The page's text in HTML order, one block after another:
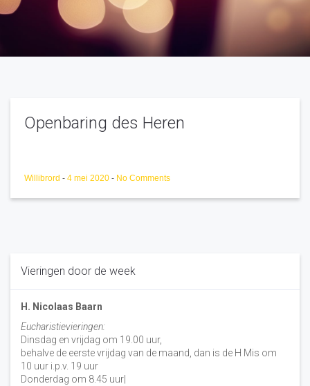
Openbaring des Heren
Willibrord - 4 mei 2020 - No Comments
Vieringen door de week
H. Nicolaas Baarn
Eucharistievieringen:
Dinsdag en vrijdag om 19.00 uur,
behalve de eerste vrijdag van de maand, dan is de H Mis om
10 uur i.p.v. 19 uur
Donderdag om 8.45 uur|